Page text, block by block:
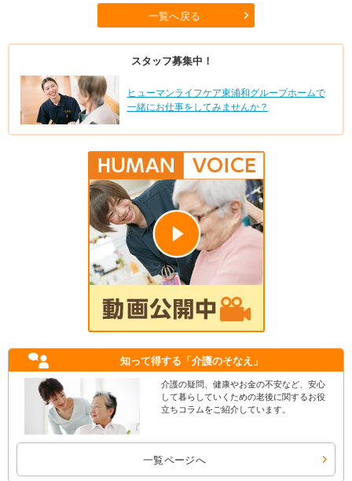
一覧へ戻る
スタッフ募集中！
ヒューマンライフケア東浦和グループホームで
一緒にお仕事をしてみませんか？
知って得する 「介護のそなえ」
介護の疑問、健康やお金の不安など、安心
して暮らしていくための老後に関するお役
立ちコラムをご紹介しています。
一覧ページへ